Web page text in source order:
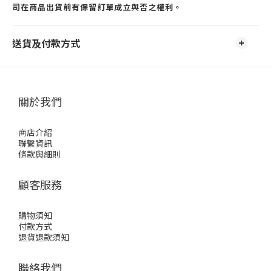
司在商品出貨前有保留訂單成立與否之權利。
送貨及付款方式
關於我們
商店介紹
聯繫資訊
條款與細則
顧客服務
購物須知
付款方式
退貨退款須知
聯絡我們